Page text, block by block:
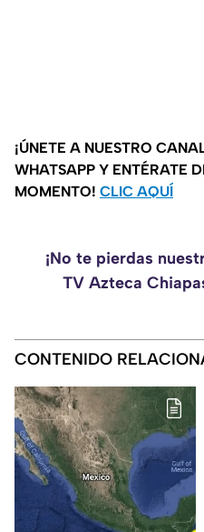
¡ÚNETE A NUESTRO
WHATSAPP Y ENTÉRATE
MOMENTO! CLIC AQUÍ
¡No te pierdas
TV Azteca
CONTENIDO